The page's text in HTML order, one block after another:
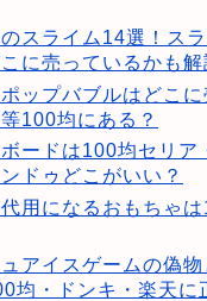
スライム14選！ス
に売っているかも解
ップバブルはどこに
100均にある？
ードは100均セリア
ドゥどこがいい？
用になるおもちゃ
アイスゲームの偽
均・ドンキ・楽天に